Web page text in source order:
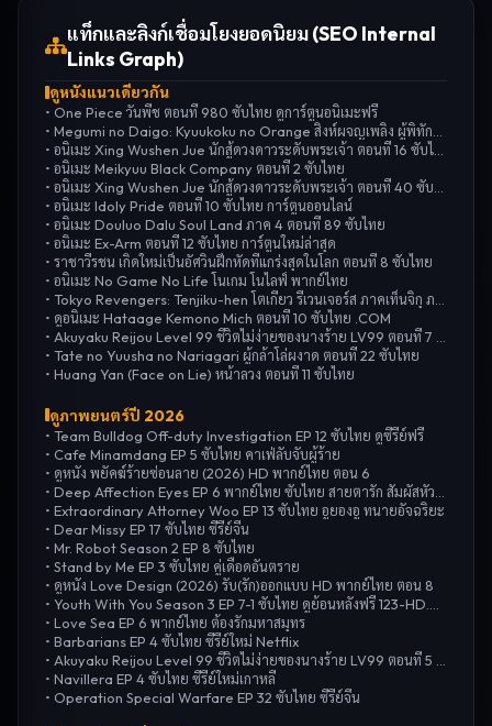
แท็กและลิงก์เชื่อมโยงยอดนิยม (SEO Internal
Links Graph)
ดูหนังแนวเดียวกัน
• One Piece วันพีช ตอนที่ 980 ซับไทย ดูการ์ตูนอนิเมะฟรี
• Megumi no Daigo: Kyuukoku no Orange สิงห์ผจญเพลิง ผู้พิทักษ์ชุดส้ม ตอนที่ 20 ซับไทย
• อนิเมะ Xing Wushen Jue นักสู้ดวงดาวระดับพระเจ้า ตอนที่ 16 ซับไทย
• อนิเมะ Meikyuu Black Company ตอนที่ 2 ซับไทย
• อนิเมะ Xing Wushen Jue นักสู้ดวงดาวระดับพระเจ้า ตอนที่ 40 ซับไทย
• อนิเมะ Idoly Pride ตอนที่ 10 ซับไทย การ์ตูนออนไลน์
• อนิเมะ Douluo Dalu Soul Land ภาค 4 ตอนที่ 89 ซับไทย
• อนิเมะ Ex-Arm ตอนที่ 12 ซับไทย การ์ตูนใหม่ล่าสุด
• ราชาวีรชน เกิดใหม่เป็นอัศวินฝึกหัดที่แกร่งสุดในโลก ตอนที่ 8 ซับไทย
• อนิเมะ No Game No Life โนเกม โนไลฟ์ พากย์ไทย
• Tokyo Revengers: Tenjiku-hen โตเกียว รีเวนเจอร์ส ภาคเท็นจิกุ ภาค 3 ตอนที่ 7 ซับไทย
• ดูอนิเมะ Hataage Kemono Mich ตอนที่ 10 ซับไทย .COM
• Akuyaku Reijou Level 99 ชีวิตไม่ง่ายของนางร้าย LV99 ตอนที่ 7 ซับไทย
• Tate no Yuusha no Nariagari ผู้กล้าโล่ผงาด ตอนที่ 22 ซับไทย
• Huang Yan (Face on Lie) หน้าลวง ตอนที่ 11 ซับไทย
ดูภาพยนตร์ปี 2026
• Team Bulldog Off-duty Investigation EP 12 ซับไทย ดูซีรี่ย์ฟรี
• Cafe Minamdang EP 5 ซับไทย คาเฟ่ลับจับผู้ร้าย
• ดูหนัง พยัคฆ์ร้ายซ่อนลาย (2026) HD พากย์ไทย ตอน 6
• Deep Affection Eyes EP 6 พากย์ไทย ซับไทย สายตารัก สัมผัสหัวใจ
• Extraordinary Attorney Woo EP 13 ซับไทย อูยองอู ทนายอัจฉริยะ
• Dear Missy EP 17 ซับไทย ซีรี่ย์จีน
• Mr. Robot Season 2 EP 8 ซับไทย
• Stand by Me EP 3 ซับไทย คู่เดือดอันตราย
• ดูหนัง Love Design (2026) รับ(รัก)ออกแบบ HD พากย์ไทย ตอน 8
• Youth With You Season 3 EP 7-1 ซับไทย ดูย้อนหลังฟรี 123-HD.COM
• Love Sea EP 6 พากย์ไทย ต้องรักมหาสมุทร
• Barbarians EP 4 ซับไทย ซีรี่ย์ใหม่ Netflix
• Akuyaku Reijou Level 99 ชีวิตไม่ง่ายของนางร้าย LV99 ตอนที่ 5 ซับไทย
• Navillera EP 4 ซับไทย ซีรี่ย์ใหม่เกาหลี
• Operation Special Warfare EP 32 ซับไทย ซีรี่ย์จีน